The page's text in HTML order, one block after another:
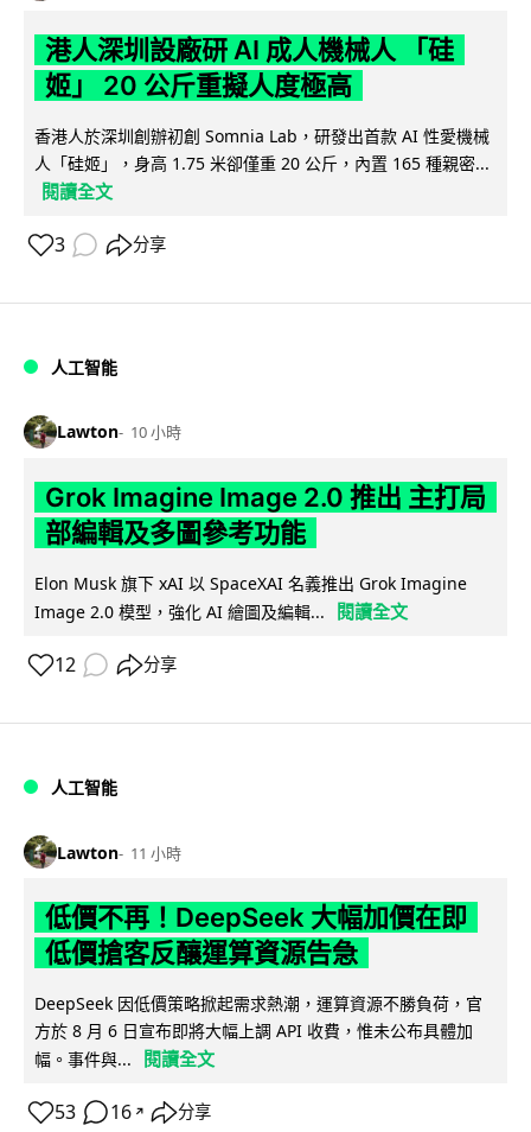
港人深圳設廠研 AI 成人機械人 「硅
姬」 20 公斤重擬人度極高
香港人於深圳創辦初創 Somnia Lab，研發出首款 AI 性愛機械
人「硅姬」，身高 1.75 米卻僅重 20 公斤，內置 165 種親密...
閱讀全文
3 分享
人工智能
Lawton 10 小時
Grok Imagine Image 2.0 推出 主打局
部編輯及多圖參考功能
Elon Musk 旗下 xAI 以 SpaceXAI 名義推出 Grok Imagine
Image 2.0 模型，強化 AI 繪圖及編輯...
閱讀全文
12 分享
人工智能
Lawton 11 小時
低價不再！DeepSeek 大幅加價在即
低價搶客反釀運算資源告急
DeepSeek 因低價策略掀起需求熱潮，運算資源不勝負荷，官
方於 8 月 6 日宣布即將大幅上調 API 收費，惟未公布具體加
幅。事件與...
閱讀全文
53 16 ↗ 分享